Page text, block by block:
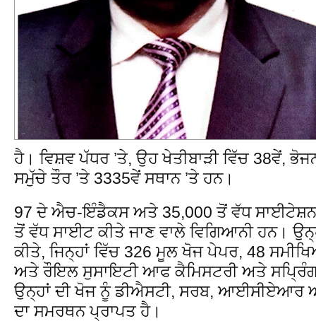
ਹੈ। ਵਿਸ਼ਵ ਪੱਧਰ ’ਤੇ, ਉਹ ਖੇਤੀਬਾੜੀ ਵਿੱਚ 38ਵੇਂ,
ਸਮੁੱਚੇ ਤੌਰ ’ਤੇ 3335ਵੇਂ ਸਥਾਨ ’ਤੇ ਹਨ।
97 ਦੇ ਐਚ-ਇੰਡੈਕਸ ਅਤੇ 35,000 ਤੋਂ ਵੱਧ
ਤੋਂ ਵੱਧ ਸਾਈਟ ਕੀਤੇ ਜਾਣ ਵਾਲੇ ਵਿਗਿਆਨੀ ਹਨ।
ਕੀਤੇ, ਜਿਨ੍ਹਾਂ ਵਿੱਚ 326 ਮੂਲ ਖੋਜ ਪੇਪਰ, 48
ਅਤੇ ਰੌਇਲ ਸੁਸਾਇਟੀ ਆਫ ਕੈਮਿਸਟਰੀ ਅਤੇ
ਉਨ੍ਹਾਂ ਦੀ ਖੋਜ ਨੂੰ ਡੀਐਸਟੀ, ਸਰਬ, ਆਈਸੀਏਆਰ
ਦਾ ਸਮਰਥਨ ਪ੍ਰਾਪਤ ਹੈ।